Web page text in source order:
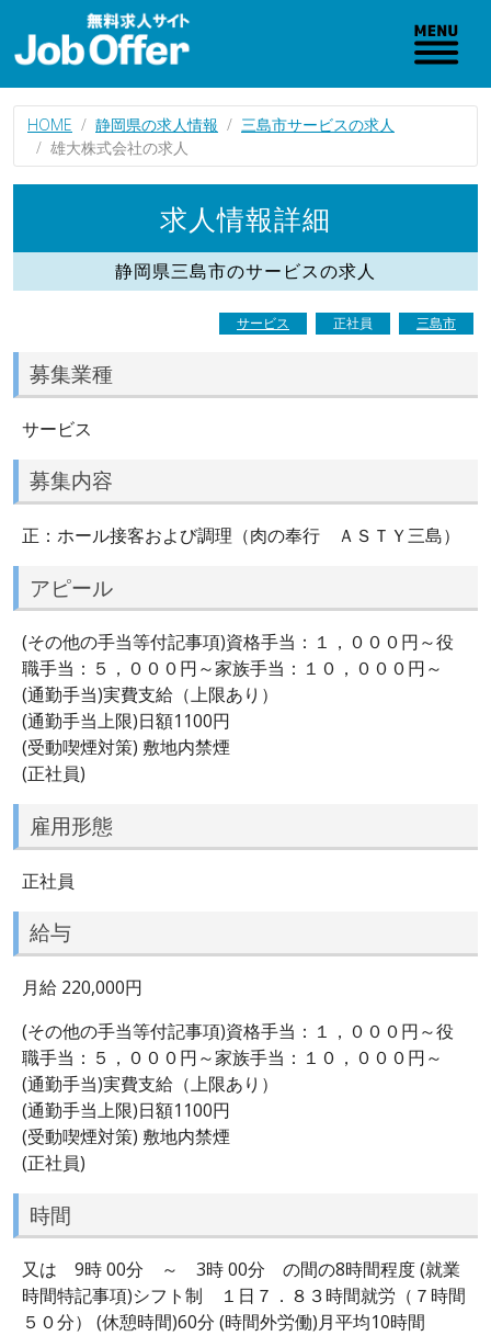
HOME 静岡県の求人情報
三島市サービスの求人
雄大株式会社の求人
求人情報詳細
静岡県三島市のサービスの求人
サービス 正社員 三島市
募集業種
サービス
募集内容
正：ホール接客および調理（肉の奉行 ＡＳＴＹ三島）
アピール
(その他の手当等付記事項)資格手当：１，０００円～役
職手当：５，０００円～家族手当：１０，０００円～
(通勤手当)実費支給（上限あり）
(通勤手当上限)日額1100円
(受動喫煙対策) 敷地内禁煙
(正社員)
雇用形態
正社員
給与
月給 220,000円
(その他の手当等付記事項)資格手当：１，０００円～役
職手当：５，０００円～家族手当：１０，０００円～
(通勤手当)実費支給（上限あり）
(通勤手当上限)日額1100円
(受動喫煙対策) 敷地内禁煙
(正社員)
時間
又は 9時 00分 ～ 3時 00分 の間の8時間程度 (就業
時間特記事項)シフト制 １日７．８３時間就労（７時間
５０分） (休憩時間)60分 (時間外労働)月平均10時間